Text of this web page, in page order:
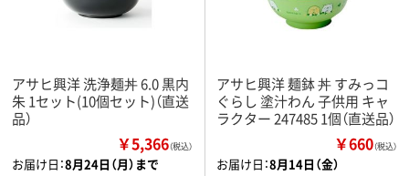
アサヒ興洋 洗浄麺丼 6.0 黒内
朱 1セット(10個セット)（直送
品）
￥5,366（税込）
お届け日：8月24日（月）まで
アサヒ興洋 麺鉢 丼 すみっコ
ぐらし 塗汁わん 子供用 キャ
ラクター 247485 1個（直送品）
￥660（税込）
お届け日：8月14日（金）